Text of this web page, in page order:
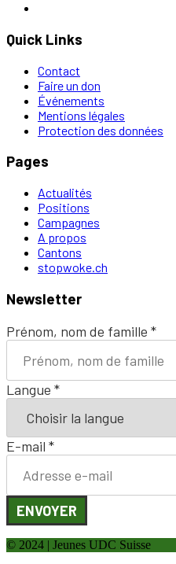
Quick Links
Contact
Faire un don
Événements
Mentions légales
Protection des données
Pages
Actualités
Positions
Campagnes
A propos
Cantons
stopwoke.ch
Newsletter
Prénom, nom de famille *
Langue *
E-mail *
ENVOYER
© 2024 | Jeunes UDC Suisse